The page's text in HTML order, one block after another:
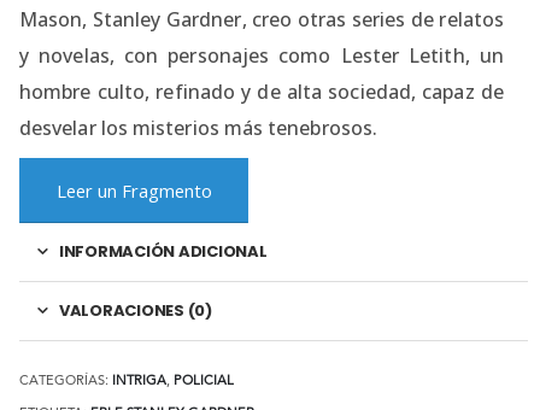
Mason, Stanley Gardner, creo otras series de relatos
y novelas, con personajes como Lester Letith, un
hombre culto, refinado y de alta sociedad, capaz de
desvelar los misterios más tenebrosos.
Leer un Fragmento
INFORMACIÓN ADICIONAL
VALORACIONES (0)
CATEGORÍAS: INTRIGA, POLICIAL